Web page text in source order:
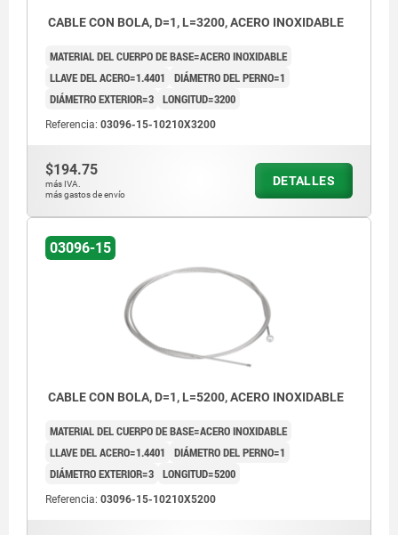
CABLE CON BOLA, D=1, L=3200, ACERO INOXIDABLE
MATERIAL DEL CUERPO DE BASE=ACERO INOXIDABLE
LLAVE DEL ACERO=1.4401
DIÁMETRO DEL PERNO=1
DIÁMETRO EXTERIOR=3 LONGITUD=3200
Referencia: 03096-15-10210X3200
$194.75
más IVA.
más gastos de envío
DETALLES
03096-15
CABLE CON BOLA, D=1, L=5200, ACERO INOXIDABLE
MATERIAL DEL CUERPO DE BASE=ACERO INOXIDABLE
LLAVE DEL ACERO=1.4401
DIÁMETRO DEL PERNO=1
DIÁMETRO EXTERIOR=3 LONGITUD=5200
Referencia: 03096-15-10210X5200